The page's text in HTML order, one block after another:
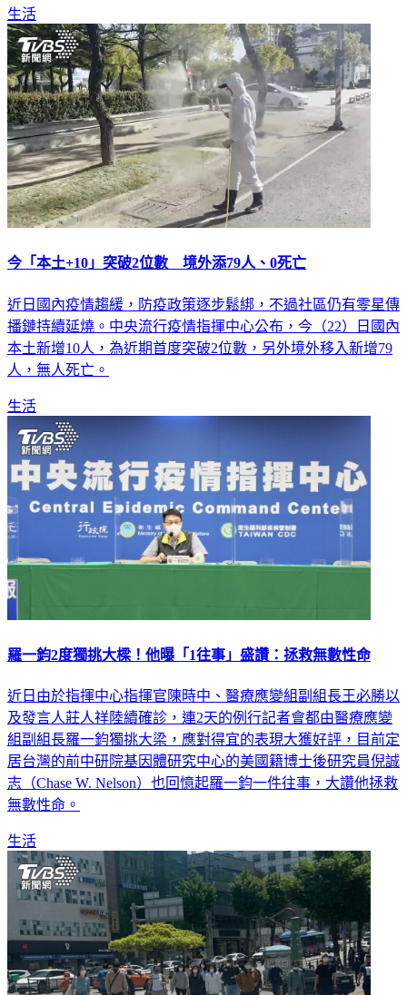
生活
今「本土+10」突破2位數 境外添79人、0死亡
近日國內疫情趨緩，防疫政策逐步鬆綁，不過社區仍有零星傳
播鏈持續延燒。中央流行疫情指揮中心公布，今（22）日國內
本土新增10人，為近期首度突破2位數，另外境外移入新增79
人，無人死亡。
生活
羅一鈞2度獨挑大樑！他曝「1往事」盛讚：拯救無數性命
近日由於指揮中心指揮官陳時中、醫療應變組副組長王必勝以
及發言人莊人祥陸續確診，連2天的例行記者會都由醫療應變
組副組長羅一鈞獨挑大梁，應對得宜的表現大獲好評，目前定
居台灣的前中研院基因體研究中心的美國籍博士後研究員倪誠
志（Chase W. Nelson）也回憶起羅一鈞一件往事，大讚他拯救
無數性命。
生活